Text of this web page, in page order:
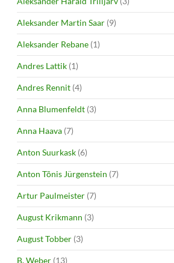
Aleksander Martin Saar (9)
Aleksander Rebane (1)
Andres Lattik (1)
Andres Rennit (4)
Anna Blumenfeldt (3)
Anna Haava (7)
Anton Suurkask (6)
Anton Tõnis Jürgenstein (7)
Artur Paulmeister (7)
August Krikmann (3)
August Tobber (3)
B. Weber (13)